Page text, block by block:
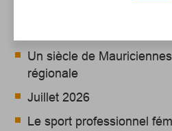
Un siècle de
régionale
Juillet 2026
Le sport professionnel